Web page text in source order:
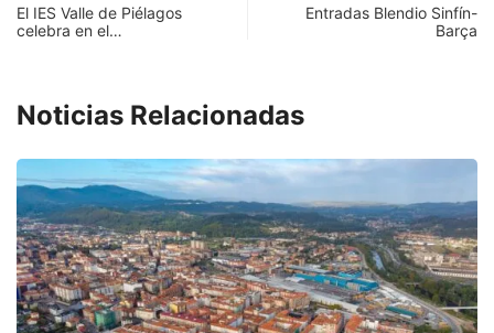
El IES Valle de Piélagos
celebra en el…
Entradas Blendio Sinfín-
Barça
Noticias Relacionadas